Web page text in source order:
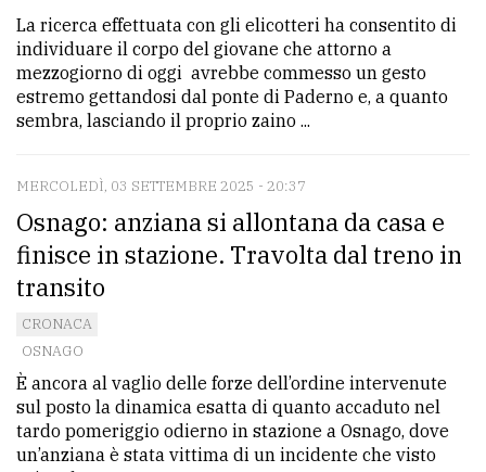
La ricerca effettuata con gli elicotteri ha consentito di
individuare il corpo del giovane che attorno a
mezzogiorno di oggi avrebbe commesso un gesto
estremo gettandosi dal ponte di Paderno e, a quanto
sembra, lasciando il proprio zaino ...
MERCOLEDÌ, 03 SETTEMBRE 2025 - 20:37
Osnago: anziana si allontana da casa e
finisce in stazione. Travolta dal treno in
transito
CRONACA
OSNAGO
È ancora al vaglio delle forze dell’ordine intervenute
sul posto la dinamica esatta di quanto accaduto nel
tardo pomeriggio odierno in stazione a Osnago, dove
un’anziana è stata vittima di un incidente che visto